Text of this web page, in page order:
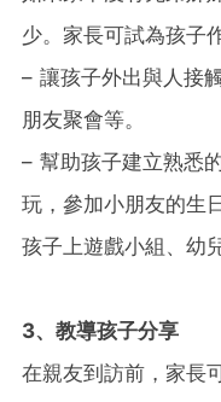
少。家長可試為孩子
– 讓孩子外出與人接
朋友聚會等。
– 幫助孩子建立熟悉
玩，參加小朋友的生
孩子上遊戲小組、幼
3、教導孩子分享
在親友到訪前，家長